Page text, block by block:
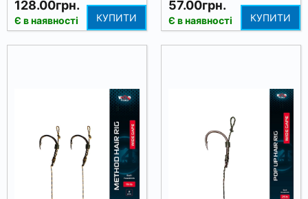
128.00грн.
Є в наявності КУПИТИ
57.00грн.
Є в наявності КУПИТИ